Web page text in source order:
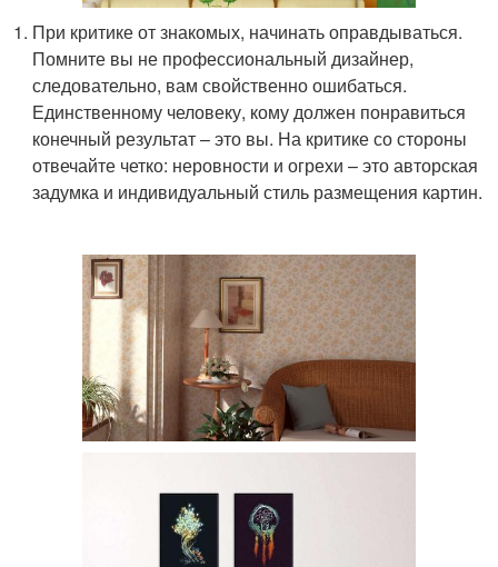
При критике от знакомых, начинать оправдываться.
Помните вы не профессиональный дизайнер,
следовательно, вам свойственно ошибаться.
Единственному человеку, кому должен понравиться
конечный результат – это вы. На критике со стороны
отвечайте четко: неровности и огрехи – это авторская
задумка и индивидуальный стиль размещения картин.